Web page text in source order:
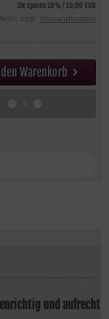
Sie sparen 16% / 10,00 EUR
zzgl.
Versandkosten
den Warenkorb
und aufrecht